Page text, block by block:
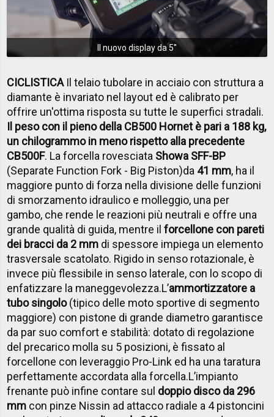
Il nuovo display da 5''
CICLISTICAIl telaio tubolare in acciaio con struttura a
diamante è invariato nel layout ed è calibrato per
offrire un'ottima risposta su tutte le superfici stradali.
Il peso con il pieno della CB500 Hornet è pari a 188 kg,
un chilogrammo in meno rispetto alla precedente
CB500F. La forcella rovesciata Showa SFF-BP
(Separate Function Fork - Big Piston)da 41 mm, ha il
maggiore punto di forza nella divisione delle funzioni
di smorzamento idraulico e molleggio, una per
gambo, che rende le reazioni più neutrali e offre una
grande qualità di guida, mentre i lforcellone con pareti
dei bracci da 2 mm di spessore impiega un elemento
trasversale scatolato. Rigido in senso rotazionale, è
invece più flessibile in senso laterale, con lo scopo di
enfatizzare la maneggevolezza.L’ammortizzatore a
tubo singolo(tipico delle moto sportive di segmento
maggiore) con pistone di grande diametro garantisce
da par suo comfort e stabilità: dotato di regolazione
del precarico molla su 5 posizioni, è fissato al
forcellone con leveraggio Pro-Link ed ha una taratura
perfettamente accordata alla forcella.L’impianto
frenante può infine contare sul doppio disco da 296
mm con pinze Nissin ad attacco radiale a 4 pistoncini